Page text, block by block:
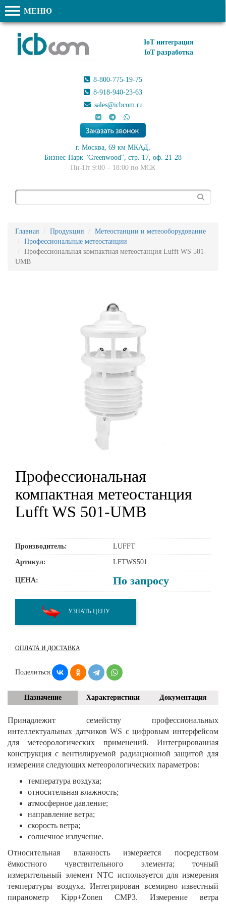
МЕНЮ
IoT интеграция
IoT разработка
8-800-775-19-75
8-918-940-23-63
sales@icbcom.ru
г. Москва, 69 км МКАД,
Бизнес-Парк "Greenwood", стр. 17, оф. 21-28
Пн-Пт 9:00 – 18:00 по МСК
Главная Продукция
Метеостанции и метеооборудование
Профессиональные метеостанции
Профессиональная компактная метеостанция Lufft WS 501-
UMB
Профессиональная
компактная метеостанция
Lufft WS 501-UMB
Производитель: LUFFT
Артикул: LFTWS501
ЦЕНА: По запросу
УЗНАТЬ ЦЕНУ
ОПЛАТА И ДОСТАВКА
Поделиться:
Назначение Характеристики Документация
Принадлежит семейству профессиональных
интеллектуальных датчиков WS с цифровым интерфейсом
для метеорологических применений. Интегрированная
конструкция с вентилируемой радиационной защитой для
измерения следующих метеорологических параметров:
температура воздуха;
относительная влажность;
атмосферное давление;
направление ветра;
скорость ветра;
солнечное излучение.
Относительная влажность измеряется посредством
ёмкостного чувствительного элемента; точный
измерительный элемент NTC используется для измерения
температуры воздуха. Интегрирован всемирно известный
пиранометр Kipp+Zonen CMP3. Измерение ветра